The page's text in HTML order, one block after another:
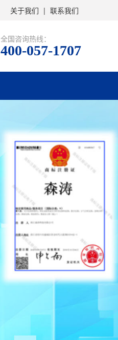
关于我们 | 联系我们
全国咨询热线：
400-057-1707